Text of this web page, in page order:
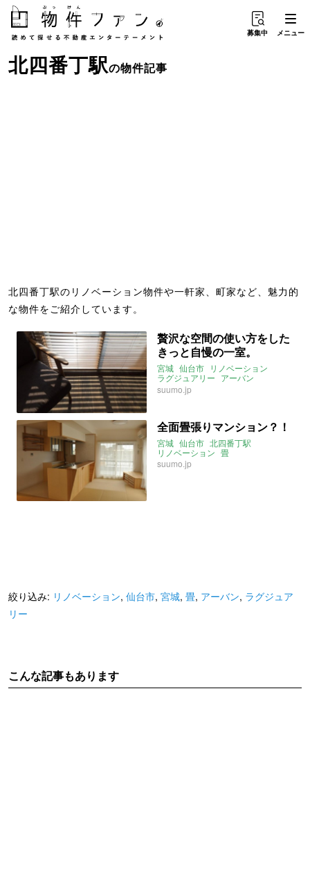
募集中 メニュー
北四番丁駅の物件記事
北四番丁駅のリノベーション物件や一軒家、町家など、魅力的
な物件をご紹介しています。
贅沢な空間の使い方をした
きっと自慢の一室。
宮城 仙台市 リノベーション
ラグジュアリー アーバン
北四番丁駅
suumo.jp
全面畳張りマンション？！
宮城 仙台市 北四番丁駅
リノベーション 畳
suumo.jp
絞り込み: リノベーション, 仙台市, 宮城, 畳, アーバン, ラグジュア
リー
こんな記事もあります